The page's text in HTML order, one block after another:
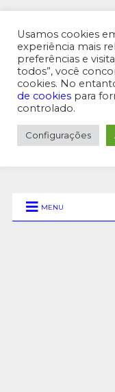
MENU SUPERIOR
MENU
Usamos cookies
experiência mais
preferências e
todos”, você
cookies. No
de cookies para
controlado.
Configurações